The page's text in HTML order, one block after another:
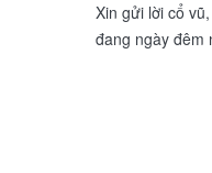
Xin gửi lời cổ
đang ngày đêm